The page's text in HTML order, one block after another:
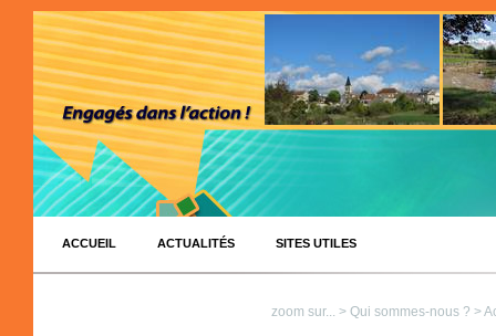
ACCUEIL ACTUALITÉS SITES UTILES
zoom sur... > Qui sommes-nous ? >